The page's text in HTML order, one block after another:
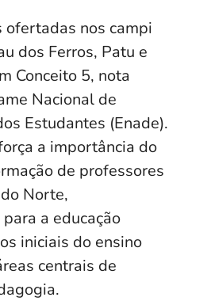
ofertadas nos campi
dos Ferros, Patu e
Conceito 5, nota
Nacional de
Estudantes (Enade).
a importância do
de professores
Norte,
a educação
iniciais do ensino
centrais de